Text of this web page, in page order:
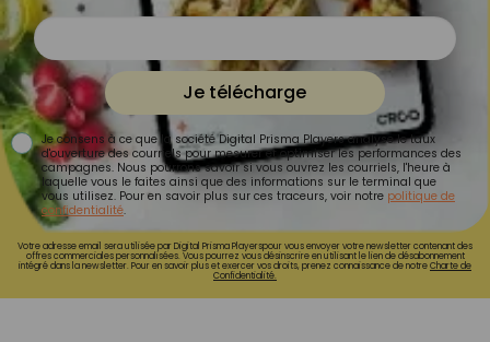
Je télécharge
Je consens à ce que la société Digital Prisma Players analyse le taux
d'ouverture des courriels pour mesurer et optimiser les performances des
campagnes. Nous pourrons savoir si vous ouvrez les courriels, l'heure à
laquelle vous le faites ainsi que des informations sur le terminal que
vous utilisez. Pour en savoir plus sur ces traceurs, voir notre politique de
confidentialité.
Votre adresse email sera utilisée par Digital Prisma Playerspour vous envoyer votre newsletter contenant des
offres commerciales personnalisées. Vous pourrez vous désinscrire en utilisant le lien de désabonnement
intégré dans la newsletter. Pour en savoir plus et exercer vos droits, prenez connaissance de notreCharte de
Confidentialité.